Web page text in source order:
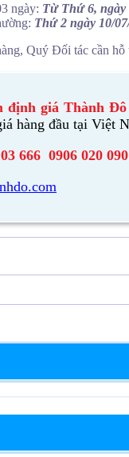
ngày: Từ Thứ 6, ngày
Thứ 2 ngày 10/
Quý Đối tác cần
định giá Thành
hàng đầu tại Việt
666 0906 020 090